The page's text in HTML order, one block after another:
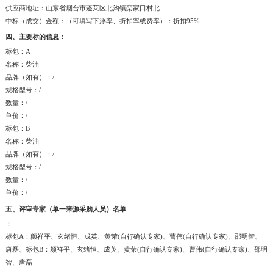
供应商地址：山东省烟台市蓬莱区北沟镇栾家口村北
中标（成交）金额：（可填写下浮率、折扣率或费率）：折扣95%
四、主要标的信息：
标包：A
名称：柴油
品牌（如有）：/
规格型号：/
数量：/
单价：/
标包：B
名称：柴油
品牌（如有）：/
规格型号：/
数量：/
单价：/
五、评审专家（单一来源采购人员）名单
：
标包A：颜祥平、玄绪恒、成英、黄荣(自行确认专家)、曹伟(自行确认专家)、邵明智、
唐磊、标包B：颜祥平、玄绪恒、成英、黄荣(自行确认专家)、曹伟(自行确认专家)、邵明
智、唐磊